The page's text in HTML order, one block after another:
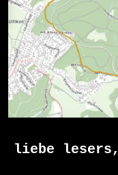
liebe lesers,